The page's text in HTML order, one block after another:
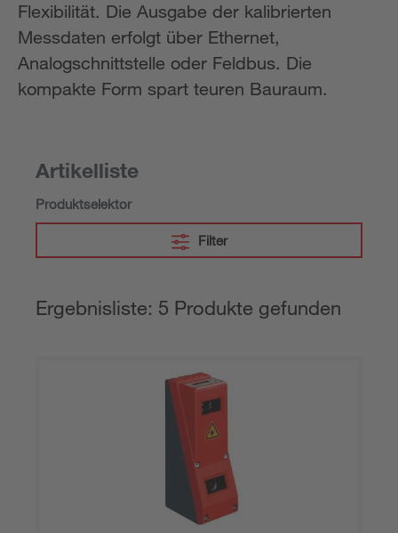
Flexibilität. Die Ausgabe der kalibrierten
Messdaten erfolgt über Ethernet,
Analogschnittstelle oder Feldbus. Die
kompakte Form spart teuren Bauraum.
Artikelliste
Produktselektor
Filter
Ergebnisliste: 5 Produkte gefunden